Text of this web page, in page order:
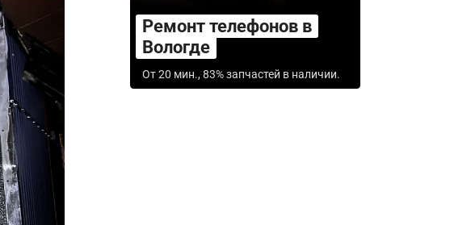
Ремонт телефонов в
Вологде
От 20 мин., 83% запчастей в наличии.